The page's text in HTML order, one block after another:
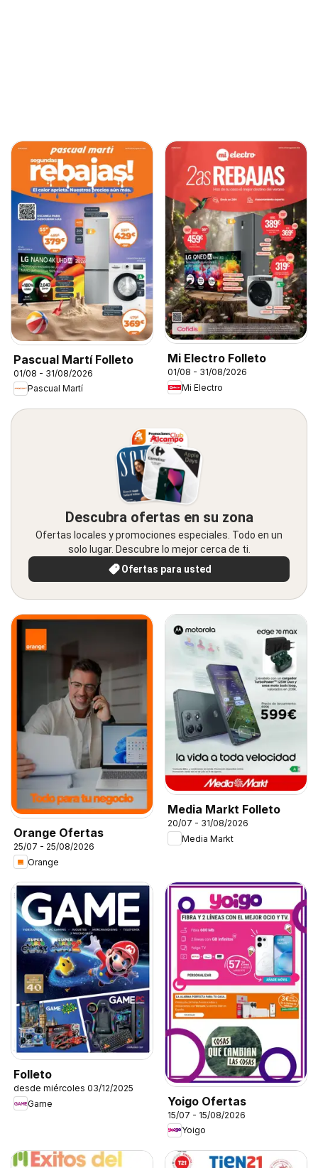
Pascual Martí Folleto
01/08 - 31/08/2026
Pascual Martí
Mi Electro Folleto
01/08 - 31/08/2026
Mi Electro
Descubra ofertas en su zona
Ofertas locales y promociones especiales. Todo en un
solo lugar. Descubre lo mejor cerca de ti.
Ofertas para usted
Orange Ofertas
25/07 - 25/08/2026
Orange
Media Markt Folleto
20/07 - 31/08/2026
Media Markt
Folleto
desde miércoles 03/12/2025
Game
Yoigo Ofertas
15/07 - 15/08/2026
Yoigo